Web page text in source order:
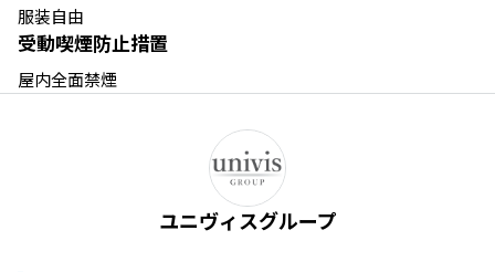
服装自由
受動喫煙防止措置
屋内全面禁煙
ユニヴィスグループ